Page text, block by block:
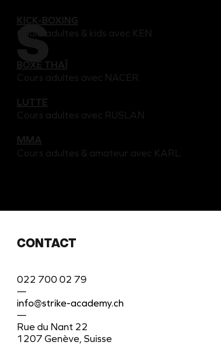
S
KICK-BOXING
Cours adultes & kids avec KEN
BOXE THAÏ
Cours adultes avec NACER
LUTTE
Cours adultes avec RUSLAN
MMA
Cours adultes & amateur avec KARL
CONTACT
022 700 02 79
—
info@strike-academy.ch
—
Rue du Nant 22
1207 Genève, Suisse